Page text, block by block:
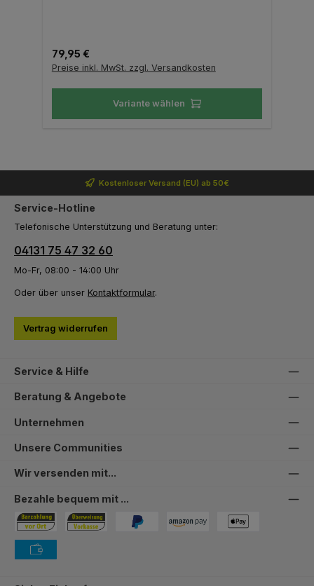
Regulärer Preis:
79,95 €
Preise inkl. MwSt. zzgl. Versandkosten
Variante wählen
Kostenloser Versand (EU) ab 50€
Service-Hotline
Telefonische Unterstützung und Beratung unter:
04131 75 47 32 60
Mo-Fr, 08:00 - 14:00 Uhr
Oder über unser Kontaktformular.
Vertrag widerrufen
Service & Hilfe
Beratung & Angebote
Unternehmen
Unsere Communities
Wir versenden mit...
Bezahle bequem mit ...
Bezahlung in der Filiale